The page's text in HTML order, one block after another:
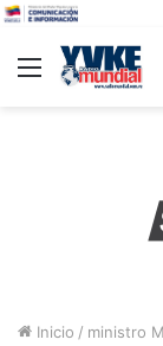
Menu
Inicio / ministro